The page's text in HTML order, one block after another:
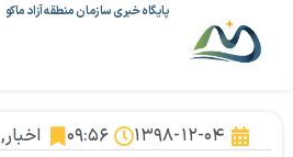
پایگاه خبری سازمان منطقه آزاد ماکو
۱۳۹۸-۱۲-۰۴ ۰۹:۵۶ اخبار,